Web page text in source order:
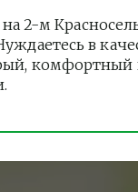
2-м
в
комфортный